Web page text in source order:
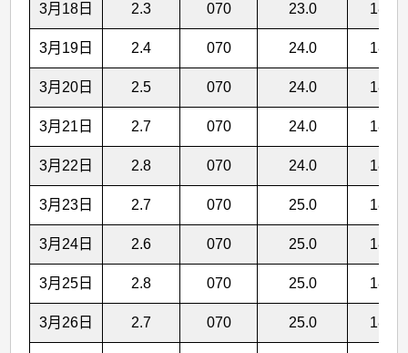
3月18日 2.3 070 23.0 18.1
3月19日 2.4 070 24.0 18.2
3月20日 2.5 070 24.0 18.2
3月21日 2.7 070 24.0 18.3
3月22日 2.8 070 24.0 18.4
3月23日 2.7 070 25.0 18.4
3月24日 2.6 070 25.0 18.5
3月25日 2.8 070 25.0 18.5
3月26日 2.7 070 25.0 18.6